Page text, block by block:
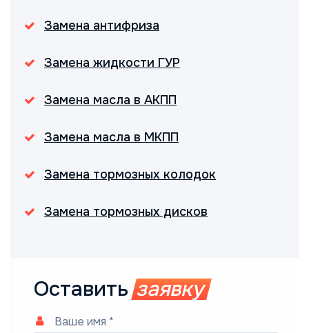
Замена антифриза
Замена жидкости ГУР
Замена масла в АКПП
Замена масла в МКПП
Замена тормозных колодок
Замена тормозных дисков
Оставить заявку